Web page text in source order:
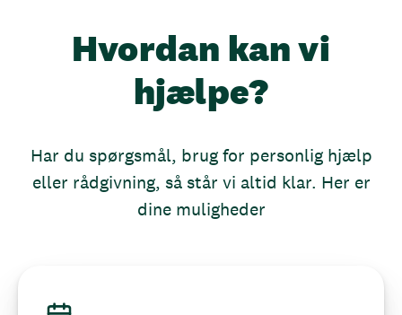
Hvordan kan vi
hjælpe?
Har du spørgsmål, brug for personlig hjælp
eller rådgivning, så står vi altid klar. Her er
dine muligheder